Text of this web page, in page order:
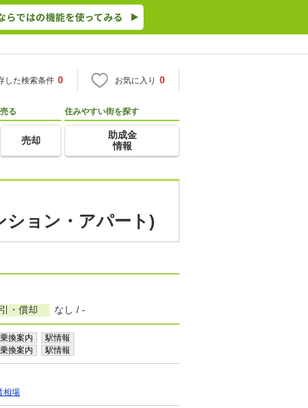
した検索条件 0 お気に入り 0
売る
売却
住みやすい街を探す
助成金
情報
ション・アパート)
・償却 なし / -
乗換案内
駅情報
乗換案内
駅情報
相場